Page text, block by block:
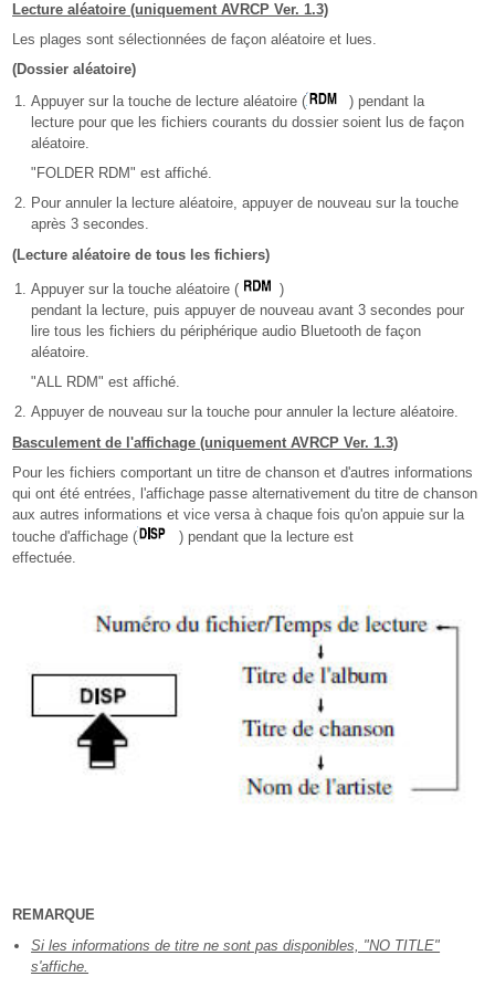
Lecture aléatoire (uniquement AVRCP Ver. 1.3)
Les plages sont sélectionnées de façon aléatoire et lues.
(Dossier aléatoire)
Appuyer sur la touche de lecture aléatoire (
) pendant la
lecture pour que les fichiers courants du dossier soient lus de façon
aléatoire.
"FOLDER RDM" est affiché.
Pour annuler la lecture aléatoire, appuyer de nouveau sur la touche
après 3 secondes.
(Lecture aléatoire de tous les fichiers)
Appuyer sur la touche aléatoire (
)
pendant la lecture, puis appuyer de nouveau avant 3 secondes pour
lire tous les fichiers du périphérique audio Bluetooth de façon
aléatoire.
"ALL RDM" est affiché.
Appuyer de nouveau sur la touche pour annuler la lecture aléatoire.
Basculement de l'affichage (uniquement AVRCP Ver. 1.3)
Pour les fichiers comportant un titre de chanson et d'autres informations
qui ont été entrées, l'affichage passe alternativement du titre de chanson
aux autres informations et vice versa à chaque fois qu'on appuie sur la
touche d'affichage (
) pendant que la lecture est
effectuée.
REMARQUE
Si les informations de titre ne sont pas disponibles, "NO TITLE"
s'affiche.